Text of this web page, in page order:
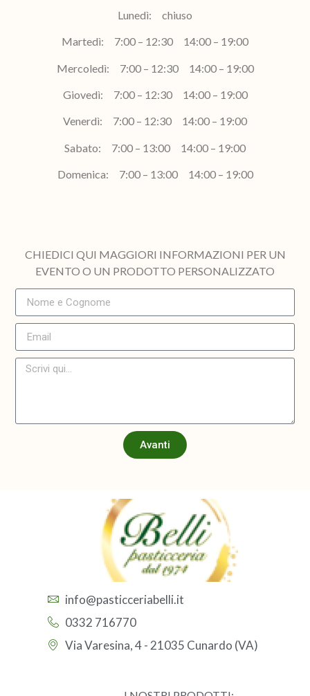
Lunedì: chiuso
Martedì: 7:00 – 12:30 14:00 – 19:00
Mercoledì: 7:00 – 12:30 14:00 – 19:00
Giovedì: 7:00 – 12:30 14:00 – 19:00
Venerdì: 7:00 – 12:30 14:00 – 19:00
Sabato: 7:00 – 13:00 14:00 – 19:00
Domenica: 7:00 – 13:00 14:00 – 19:00
CHIEDICI QUI MAGGIORI INFORMAZIONI PER UN
EVENTO O UN PRODOTTO PERSONALIZZATO
Avanti
info@pasticceriabelli.it
0332 716770
Via Varesina, 4 - 21035 Cunardo (VA)